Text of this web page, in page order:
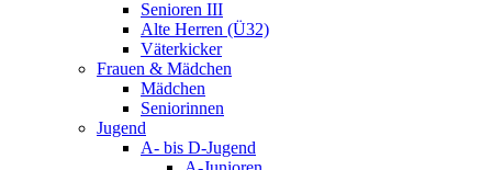
Senioren III
Alte Herren (Ü32)
Väterkicker
Frauen & Mädchen
Mädchen
Seniorinnen
Jugend
A- bis D-Jugend